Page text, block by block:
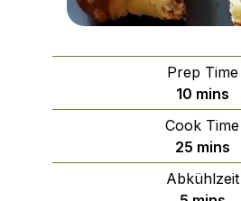
Prep Time
10minutes
mins
Cook Time
25minutes
mins
Abkühlzeit